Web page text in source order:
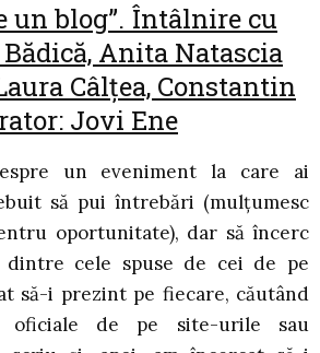
un blog”. Întâlnire cu
Anita Natascia
Câlțea, Constantin
Jovi Ene
un eveniment la care ai
să pui întrebări (mulțumesc
oportunitate), dar să încerc
dintre cele spuse de cei de pe
să-i prezint pe fiecare, căutând
oficiale de pe site-urile sau